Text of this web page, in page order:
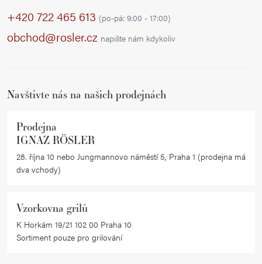
+420 722 465 613 (po-pá: 9:00 - 17:00)
obchod@rosler.cz napište nám kdykoliv
Navštivte nás na našich prodejnách
Prodejna
IGNAZ RÖSLER
28. října 10 nebo Jungmannovo náměstí 5, Praha 1 (prodejna má
dva vchody)
Vzorkovna grilů
K Horkám 19/21 102 00 Praha 10
Sortiment pouze pro grilování